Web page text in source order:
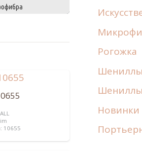
10655
Рогожка
Шениллы
Новинки